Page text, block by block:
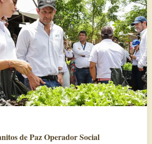
de Paz Operador Social